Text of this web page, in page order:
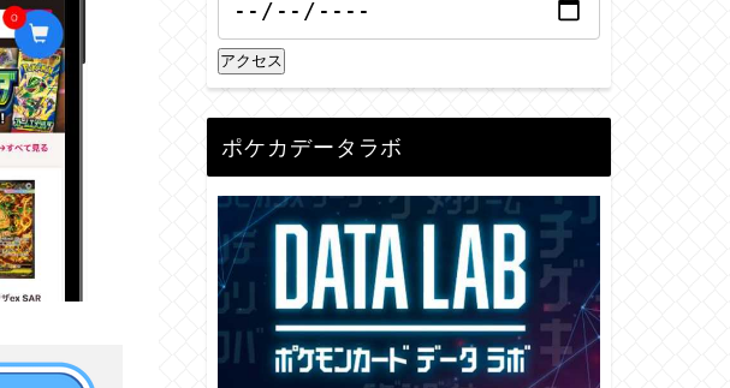
アクセス
ポケカデータラボ